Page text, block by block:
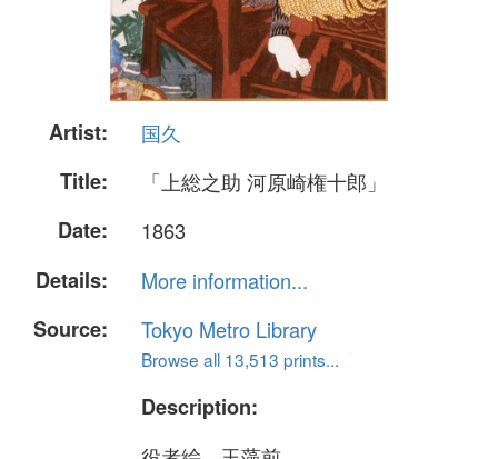
Artist:
国久
Title:
「上総之助 河原崎権十郎」
Date:
1863
Details:
More information...
Source:
Tokyo Metro Library
Browse all 13,513 prints...
Description: